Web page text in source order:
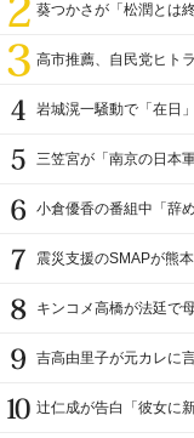
葵つかさが「松潤とは
高市推薦、自民党ヒト
岩城滉一騒動で「在日
三笠宮が「南京の日本
小倉優香の番組中「辞
震災支援のSMAPが熊
キンコメ高橋が法廷で
吉高由里子が元カレに
辻仁成が告白「彼女に